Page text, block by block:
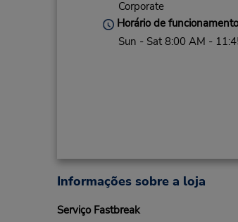
Corporate
Horário de
Sun - Sat 8:00 AM -
Informações sobre a loja
Serviço Fastbreak